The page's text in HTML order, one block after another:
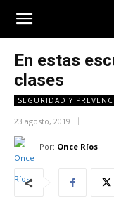
En estas
clases
SEGURIDAD Y
23 agosto, 2019
Por: Once Ríos